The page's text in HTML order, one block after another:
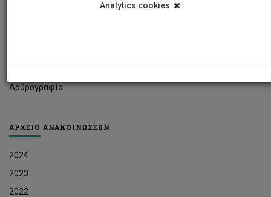
Αρθρογραφία
ΑΡΧΕΙΟ ΑΝΑΚΟΙΝΩΣΕΩΝ
2024
2023
2022
Analytics cookies